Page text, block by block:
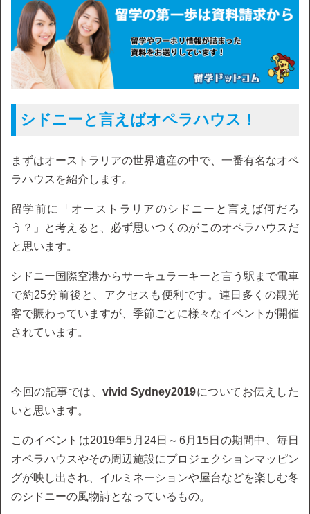
シドニーと言えばオペラハウス！
まずはオーストラリアの世界遺産の中で、一番有名なオペ
ラハウスを紹介します。
留学前に「オーストラリアのシドニーと言えば何だろ
う？」と考えると、必ず思いつくのがこのオペラハウスだ
と思います。
シドニー国際空港からサーキュラーキーと言う駅まで電車
で約25分前後と、アクセスも便利です。連日多くの観光
客で賑わっていますが、季節ごとに様々なイベントが開催
されています。
今回の記事では、vivid Sydney2019についてお伝えした
いと思います。
このイベントは2019年5月24日～6月15日の期間中、毎日
オペラハウスやその周辺施設にプロジェクションマッピン
グが映し出され、イルミネーションや屋台などを楽しむ冬
のシドニーの風物詩となっているもの。